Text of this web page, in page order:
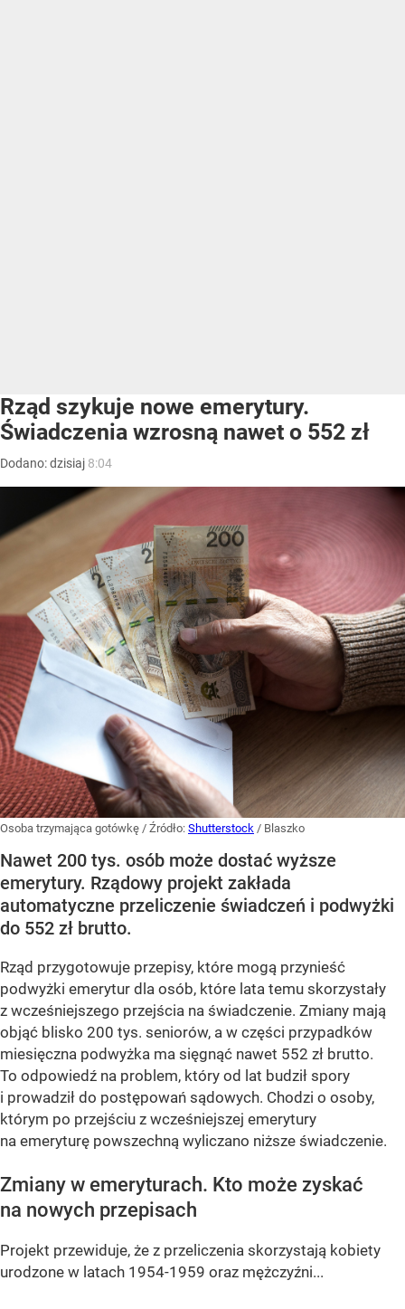
Rząd szykuje nowe emerytury.
Świadczenia wzrosną nawet o 552 zł
Dodano:dzisiaj 8:04
Osoba trzymająca gotówkę / Źródło: Shutterstock / Blaszko
Nawet 200 tys. osób może dostać wyższe
emerytury. Rządowy projekt zakłada
automatyczne przeliczenie świadczeń i podwyżki
do 552 zł brutto.
Rząd przygotowuje przepisy, które mogą przynieść
podwyżki emerytur dla osób, które lata temu skorzystały
z wcześniejszego przejścia na świadczenie. Zmiany mają
objąć blisko 200 tys. seniorów, a w części przypadków
miesięczna podwyżka ma sięgnąć nawet 552 zł brutto.
To odpowiedź na problem, który od lat budził spory
i prowadził do postępowań sądowych. Chodzi o osoby,
którym po przejściu z wcześniejszej emerytury
na emeryturę powszechną wyliczano niższe świadczenie.
Zmiany w emeryturach. Kto może zyskać
na nowych przepisach
Projekt przewiduje, że z przeliczenia skorzystają kobiety
urodzone w latach 1954-1959 oraz mężczyźni...